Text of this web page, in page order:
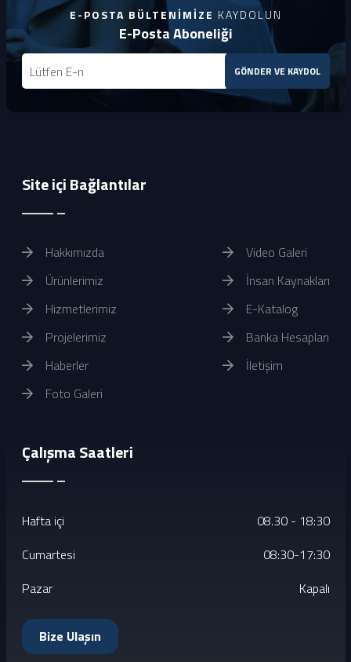
E-POSTA BÜLTENIMIZE KAYDOLUN
E-Posta Aboneliği
GÖNDER VE KAYDOL
Site içi Bağlantılar
Hakkımızda
Ürünlerimiz
Hizmetlerimiz
Projelerimiz
Haberler
Foto Galeri
Video Galeri
İnsan Kaynakları
E-Katalog
Banka Hesapları
İletişim
Çalışma Saatleri
Hafta içi
08.30 - 18:30
Cumartesi
08:30-17:30
Pazar
Kapalı
Bize Ulaşın